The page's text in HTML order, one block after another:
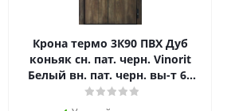
Крона термо 3К90 ПВХ Дуб
коньяк сн. пат. черн. Vinorit
Белый вн. пат. черн. вы-т 60
верх вы-т 60 сле